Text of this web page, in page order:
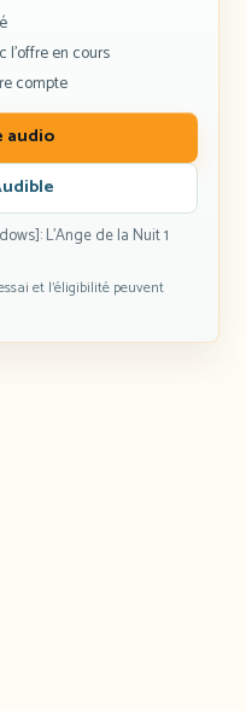
l’offre en cours
compte
audio
L'Ange de la Nuit 1
et l’éligibilité peuvent